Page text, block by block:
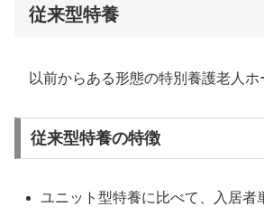
従来型特養
以前からある形態の特別養護老人ホ
従来型特養の特徴
ユニット型特養に比べて、入居者